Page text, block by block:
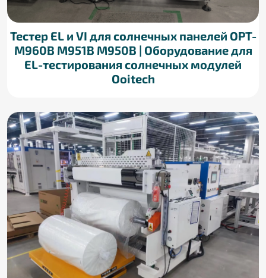
Тестер EL и VI для солнечных панелей OPT-
M960B M951B M950B | Оборудование для
EL-тестирования солнечных модулей
Ooitech